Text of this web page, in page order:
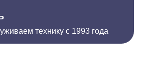
технику с 1993 года